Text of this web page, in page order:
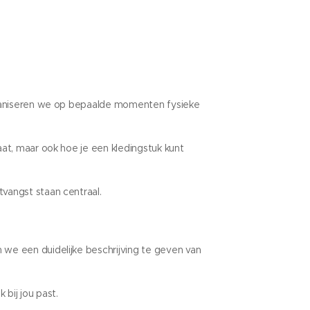
we op bepaalde momenten fysieke
maar ook hoe je een kledingstuk kunt
staan centraal.
een duidelijke beschrijving te geven van
bij jou past.